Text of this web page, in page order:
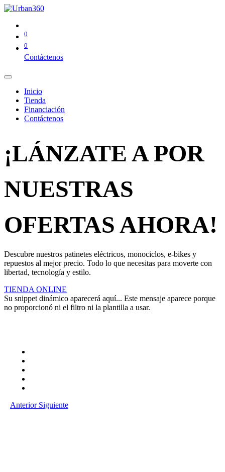
0
0
Contáctenos
Inicio
Tienda
Financiación
Contáctenos
¡LÁNZATE A POR
NUESTRAS
OFERTAS AHORA!
Descubre nuestros patinetes eléctricos, monociclos, e-bikes y
repuestos al mejor precio. Todo lo que necesitas para moverte con
libertad, tecnología y estilo.
TIENDA ONLINE
Su snippet dinámico aparecerá aquí... Este mensaje aparece porque
no proporcionó ni el filtro ni la plantilla a usar.
Anterior Siguiente